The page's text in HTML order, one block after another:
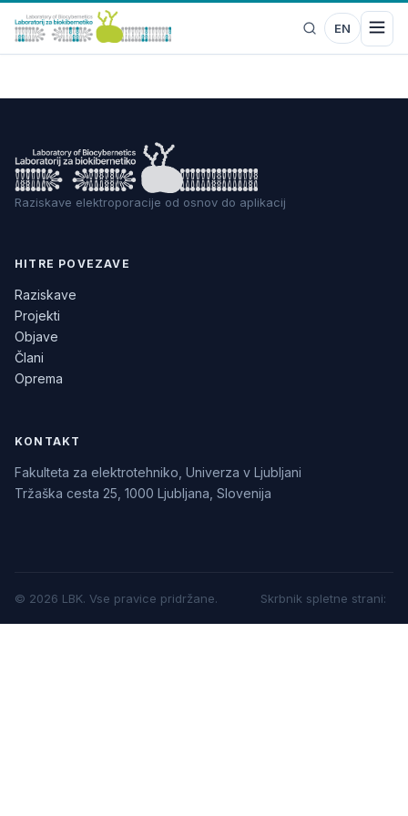
EN
Raziskave elektroporacije od osnov do aplikacij
HITRE POVEZAVE
Raziskave
Projekti
Objave
Člani
Oprema
KONTAKT
Fakulteta za elektrotehniko, Univerza v Ljubljani
Tržaška cesta 25, 1000 Ljubljana, Slovenija
© 2026 LBK. Vse pravice pridržane. Skrbnik spletne strani: